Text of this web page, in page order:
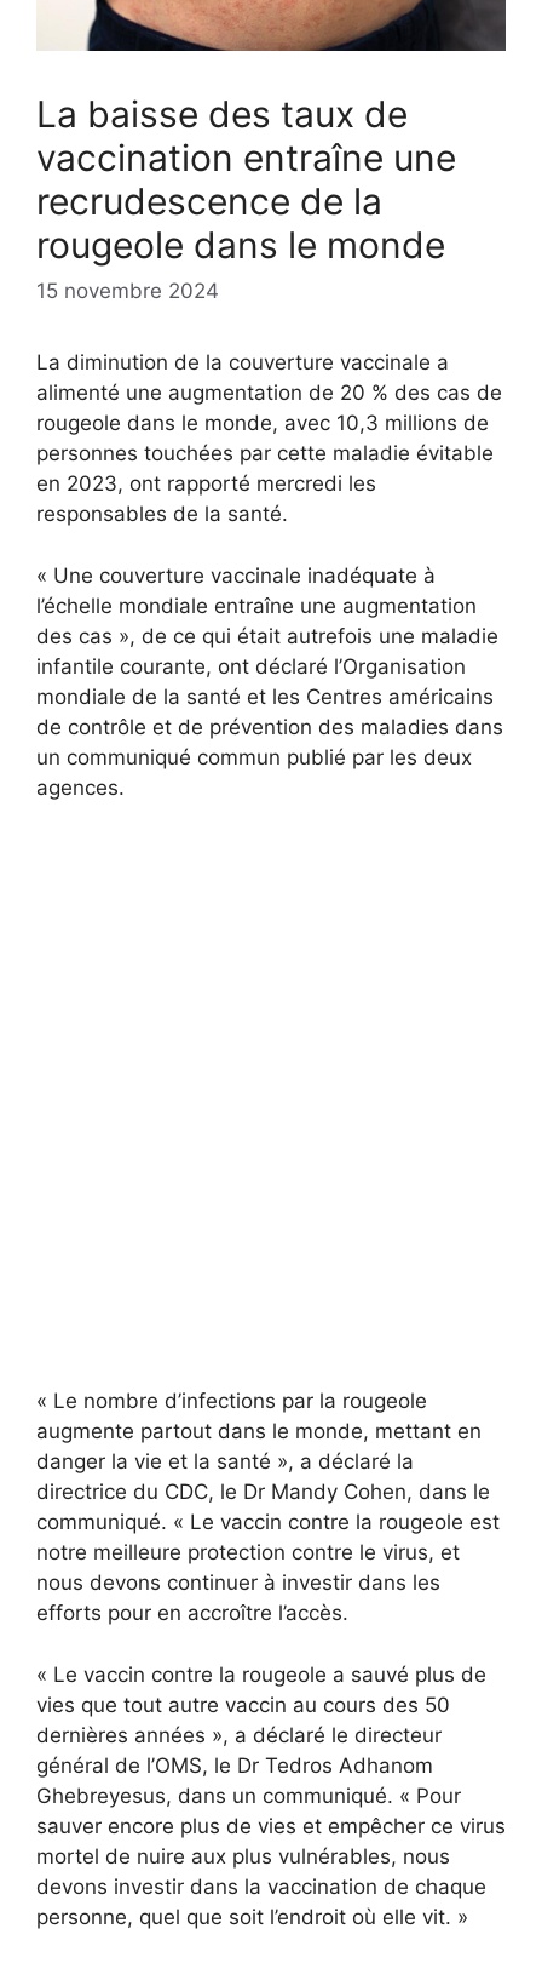
La baisse des taux de
vaccination entraîne une
recrudescence de la
rougeole dans le monde
15 novembre 2024
La diminution de la couverture vaccinale a
alimenté une augmentation de 20 % des cas de
rougeole dans le monde, avec 10,3 millions de
personnes touchées par cette maladie évitable
en 2023, ont rapporté mercredi les
responsables de la santé.
« Une couverture vaccinale inadéquate à
l’échelle mondiale entraîne une augmentation
des cas », de ce qui était autrefois une maladie
infantile courante, ont déclaré l’Organisation
mondiale de la santé et les Centres américains
de contrôle et de prévention des maladies dans
un communiqué commun publié par les deux
agences.
« Le nombre d’infections par la rougeole
augmente partout dans le monde, mettant en
danger la vie et la santé », a déclaré la
directrice du CDC, le Dr Mandy Cohen, dans le
communiqué. « Le vaccin contre la rougeole est
notre meilleure protection contre le virus, et
nous devons continuer à investir dans les
efforts pour en accroître l’accès.
« Le vaccin contre la rougeole a sauvé plus de
vies que tout autre vaccin au cours des 50
dernières années », a déclaré le directeur
général de l’OMS, le Dr Tedros Adhanom
Ghebreyesus, dans un communiqué. « Pour
sauver encore plus de vies et empêcher ce virus
mortel de nuire aux plus vulnérables, nous
devons investir dans la vaccination de chaque
personne, quel que soit l’endroit où elle vit. »